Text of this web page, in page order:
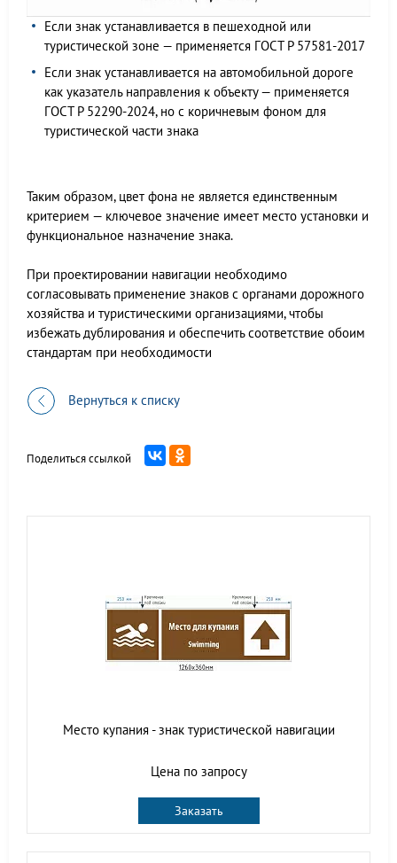
Если знак устанавливается в пешеходной или
туристической зоне — применяется ГОСТ Р 57581-2017
Если знак устанавливается на автомобильной дороге
как указатель направления к объекту — применяется
ГОСТ Р 52290-2024, но с коричневым фоном для
туристической части знака
Таким образом, цвет фона не является единственным
критерием — ключевое значение имеет место установки и
функциональное назначение знака.
При проектировании навигации необходимо
согласовывать применение знаков с органами дорожного
хозяйства и туристическими организациями, чтобы
избежать дублирования и обеспечить соответствие обоим
стандартам при необходимости
Вернуться к списку
Поделиться ссылкой
Место купания - знак туристической навигации
Цена по запросу
Заказать